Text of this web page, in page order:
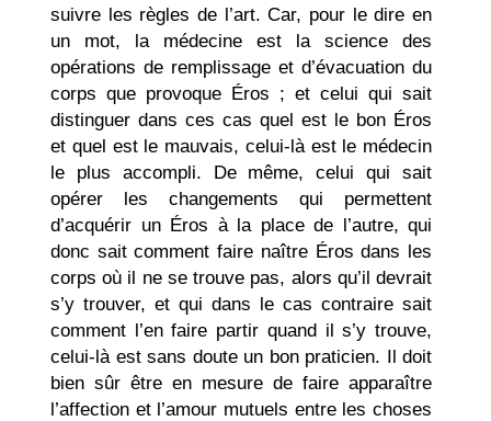
suivre les règles de l’art. Car, pour le dire en
un mot, la médecine est la science des
opérations de remplissage et d’évacuation du
corps que provoque Éros ; et celui qui sait
distinguer dans ces cas quel est le bon Éros
et quel est le mauvais, celui-là est le médecin
le plus accompli. De même, celui qui sait
opérer les changements qui permettent
d’acquérir un Éros à la place de l’autre, qui
donc sait comment faire naître Éros dans les
corps où il ne se trouve pas, alors qu’il devrait
s’y trouver, et qui dans le cas contraire sait
comment l’en faire partir quand il s’y trouve,
celui-là est sans doute un bon praticien. Il doit
bien sûr être en mesure de faire apparaître
l’affection et l’amour mutuels entre les choses